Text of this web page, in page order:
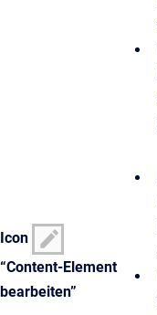
Icon
“Content-Element
bearbeiten”